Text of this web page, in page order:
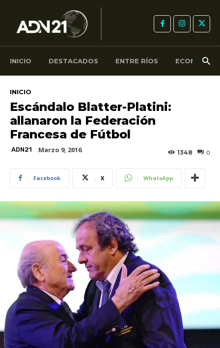
INICIO DESTACADOS ENTRE RÍOS ECONOMÍA
INICIO
Escándalo Blatter-Platini:
allanaron la Federación
Francesa de Fútbol
ADN21 Marzo 9, 2016 0
1348
Facebook X WhatsApp